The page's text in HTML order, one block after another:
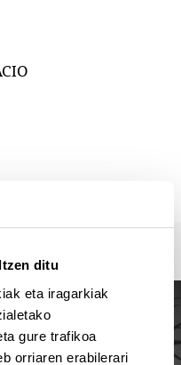
ditu
eta iragarkiak
gure trafikoa
orriaren erabilerari